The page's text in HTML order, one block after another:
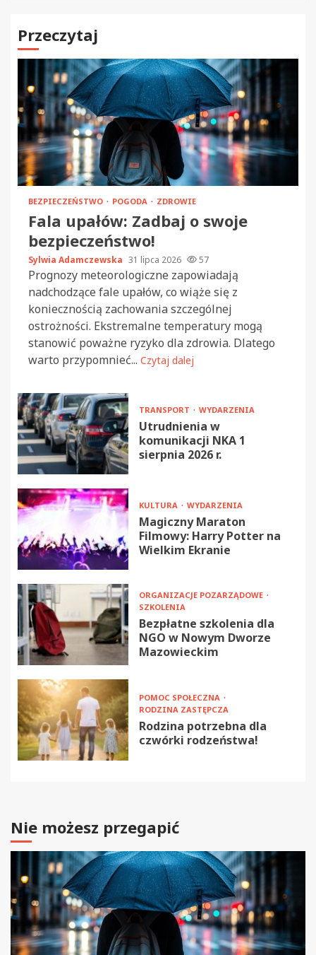
Przeczytaj
BEZPIECZEŃSTWO POGODA ZDROWIE
Fala upałów: Zadbaj o swoje
bezpieczeństwo!
Sylwia Adamczewska 31 lipca 2026 57
Prognozy meteorologiczne zapowiadają
nadchodzące fale upałów, co wiąże się z
koniecznością zachowania szczególnej
ostrożności. Ekstremalne temperatury mogą
stanowić poważne ryzyko dla zdrowia. Dlatego
warto przypomnieć... Czytaj dalej
TRANSPORT WYDARZENIA
Utrudnienia w
komunikacji NKA 1
sierpnia 2026 r.
KULTURA WYDARZENIA
Magiczny Maraton
Filmowy: Harry Potter na
Wielkim Ekranie
ORGANIZACJE POZARZĄDOWE
SZKOLENIA
Bezpłatne szkolenia dla
NGO w Nowym Dworze
Mazowieckim
POMOC SPOŁECZNA
RODZINA ZASTĘPCZA
Rodzina potrzebna dla
czwórki rodzeństwa!
Nie możesz przegapić